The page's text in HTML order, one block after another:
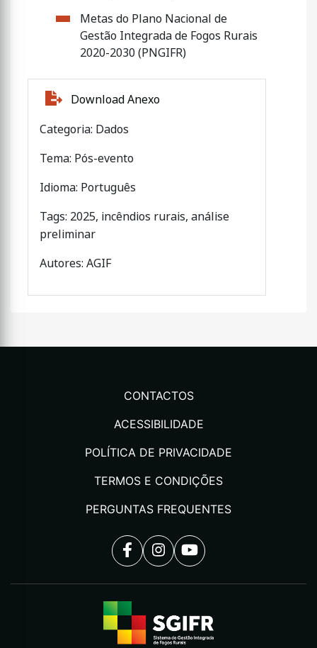
Metas do Plano Nacional de
Gestão Integrada de Fogos Rurais
2020-2030 (PNGIFR)
Download Anexo
Categoria: Dados
Tema: Pós-evento
Idioma: Português
Tags: 2025, incêndios rurais, análise
preliminar
Autores: AGIF
CONTACTOS
ACESSIBILIDADE
POLÍTICA DE PRIVACIDADE
TERMOS E CONDIÇÕES
PERGUNTAS FREQUENTES